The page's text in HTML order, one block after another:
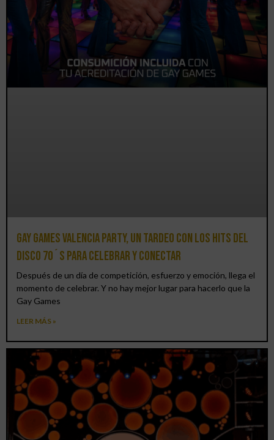
Gay Games Valencia Party, un tardeo con los hits del
DISCO 70´S para celebrar y conectar
Después de un día de competición, esfuerzo y emoción, llega el
momento de celebrar. Y no hay mejor lugar para hacerlo que la
Gay Games
LEER MÁS »